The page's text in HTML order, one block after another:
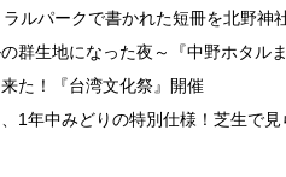
ルパークで書かれた短冊を北野神
群生地になった夜～『中野ホタル
た！『台湾文化祭』開催
1年中みどりの特別仕様！芝生で